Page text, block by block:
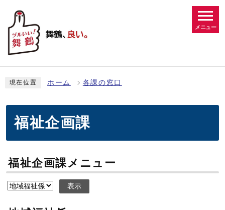
メニュー
現在位置 ホーム 各課の窓口
福祉企画課
福祉企画課メニュー
表示